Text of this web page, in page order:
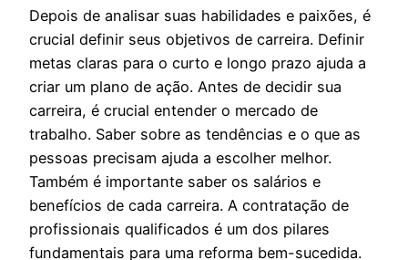
Depois de analisar suas habilidades e paixões, é
crucial definir seus objetivos de carreira. Definir
metas claras para o curto e longo prazo ajuda a
criar um plano de ação. Antes de decidir sua
carreira, é crucial entender o mercado de
trabalho. Saber sobre as tendências e o que as
pessoas precisam ajuda a escolher melhor.
Também é importante saber os salários e
benefícios de cada carreira. A contratação de
profissionais qualificados é um dos pilares
fundamentais para uma reforma bem-sucedida.